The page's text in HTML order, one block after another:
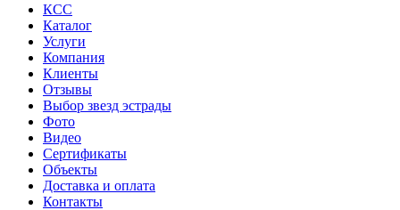
КСС
Каталог
Услуги
Компания
Клиенты
Oтзывы
Выбор звезд эстрады
Фото
Видео
Сертификаты
Объекты
Доставка и оплата
Контакты